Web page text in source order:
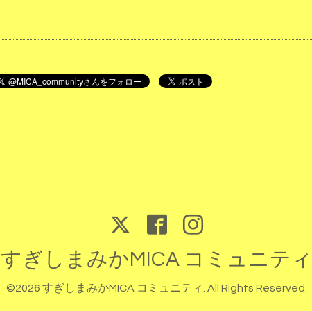
すぎしまみかMICA コミュニティ
©2026 すぎしまみかMICA コミュニティ . All Rights Reserved.